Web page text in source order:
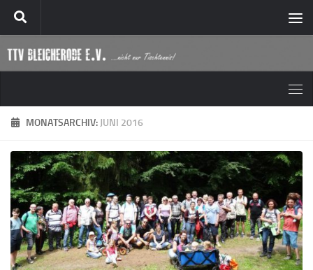
Zum Inhalt springen
MONATSARCHIV: JUNI 2016